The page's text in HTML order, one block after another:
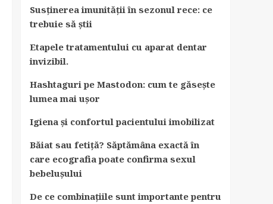
Susținerea imunității în sezonul rece: ce
trebuie să știi
Etapele tratamentului cu aparat dentar
invizibil.
Hashtaguri pe Mastodon: cum te găsește
lumea mai ușor
Igiena și confortul pacientului imobilizat
Băiat sau fetiță? Săptămâna exactă în
care ecografia poate confirma sexul
bebelușului
De ce combinațiile sunt importante pentru